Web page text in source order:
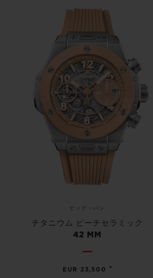
ビッグ・バン
チタニウム ピーチセラミック
42 MM
EUR 23,500 •